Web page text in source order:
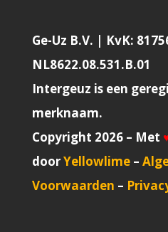
Ge-Uz B.V. | KvK:
NL8622.08.531.B.01
Intergeuz is een
merknaam.
Copyright 2026 – Met
doorYellowlime–
Voorwaarden –